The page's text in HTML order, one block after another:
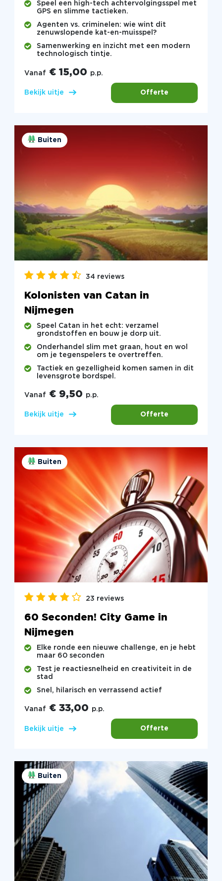
Speel een high-tech achtervolgingsspel met
GPS en slimme tactieken.
Agenten vs. criminelen: wie wint dit
zenuwslopende kat-en-muisspel?
Samenwerking en inzicht met een modern
technologisch tintje.
Vanaf € 15,00 p.p.
Bekijk uitje Offerte
Buiten
34 reviews
Kolonisten van Catan in
Nijmegen
Speel Catan in het echt: verzamel
grondstoffen en bouw je dorp uit.
Onderhandel slim met graan, hout en wol
om je tegenspelers te overtreffen.
Tactiek en gezelligheid komen samen in dit
levensgrote bordspel.
Vanaf € 9,50 p.p.
Bekijk uitje Offerte
Buiten
23 reviews
60 Seconden! City Game in
Nijmegen
Elke ronde een nieuwe challenge, en je hebt
maar 60 seconden
Test je reactiesnelheid en creativiteit in de
stad
Snel, hilarisch en verrassend actief
Vanaf € 33,00 p.p.
Bekijk uitje Offerte
Buiten